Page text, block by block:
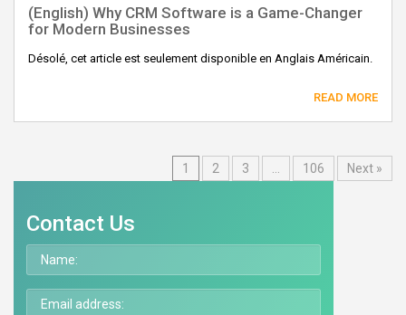
(English) Why CRM Software is a Game-Changer
for Modern Businesses
Désolé, cet article est seulement disponible en Anglais Américain.
READ MORE
1 2 3 106 Next »
Contact Us